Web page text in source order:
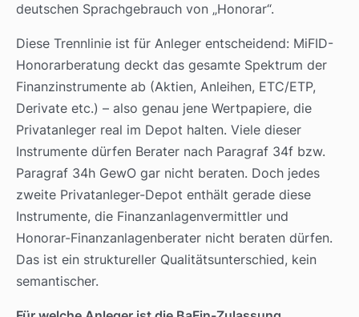
deutschen Sprachgebrauch von „Honorar“.
Diese Trennlinie ist für Anleger entscheidend: MiFID-
Honorarberatung deckt das gesamte Spektrum der
Finanzinstrumente ab (Aktien, Anleihen, ETC/ETP,
Derivate etc.) – also genau jene Wertpapiere, die
Privatanleger real im Depot halten. Viele dieser
Instrumente dürfen Berater nach Paragraf 34f bzw.
Paragraf 34h GewO gar nicht beraten. Doch jedes
zweite Privatanleger-Depot enthält gerade diese
Instrumente, die Finanzanlagenvermittler und
Honorar-Finanzanlagenberater nicht beraten dürfen.
Das ist ein struktureller Qualitätsunterschied, kein
semantischer.